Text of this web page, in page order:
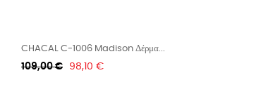
CHACAL C-1006 Madison Δέρμα...
Κανονική
109,00 € Τιμή
98,10 €